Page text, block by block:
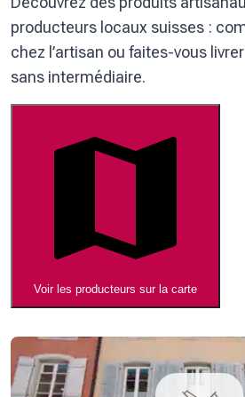
producteurs locaux suisses :
chez l’artisan ou faites-vous
sans intermédiaire.
Voir les producteurs sur la carte